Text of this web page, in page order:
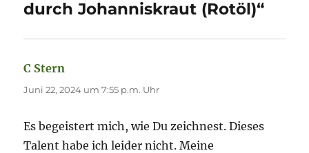
durch Johanniskraut (Rotöl)“
C Stern
Juni 22, 2024 um 7:55 p.m. Uhr
Es begeistert mich, wie Du zeichnest. Dieses
Talent habe ich leider nicht. Meine